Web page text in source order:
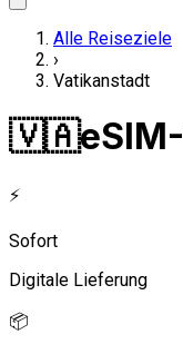
Alle Reiseziele
›
Vatikanstadt
🇻🇦
⚡
Sofort
Digitale Lieferung
📦